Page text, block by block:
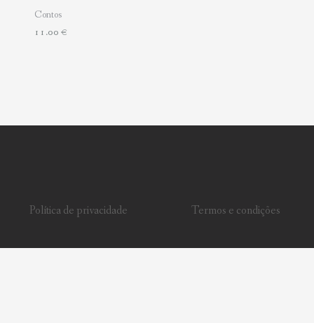
Contos
11.00 €
Política de privacidade Termos e condições